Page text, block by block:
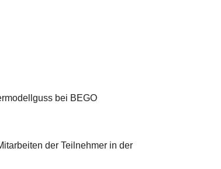
bei BEGO
der Teilnehmer in der